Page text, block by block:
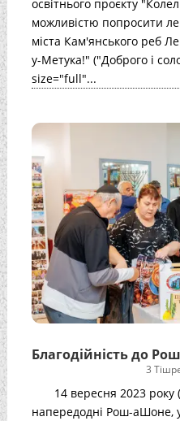
освітнього проєкту
можливістю попросити
міста Кам'янського реб
у-Метука!" ("Доброго і
size="full"...
Благодійність до
3
14 вересня 2023 року
напередодні Рош-аШоне,